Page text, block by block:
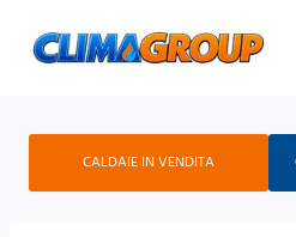
CALDAIE IN VENDITA